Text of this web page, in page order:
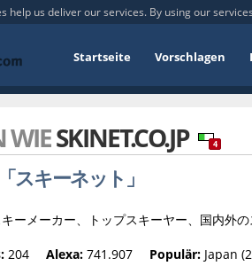
help us deliver our services. By using our
Startseite Vorschlagen
WIESKINET.CO.JP 4
スキーネット」
ーメーカー、トップスキーヤー、国内外の
204 Alexa: 741.907 Populär: Japan